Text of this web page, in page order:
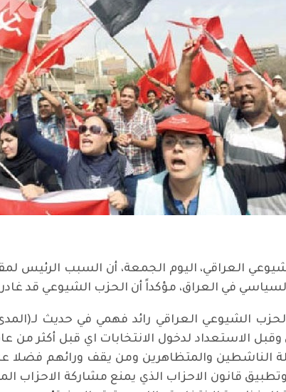
العراقي، اليوم الجمعة، أن السبب الرئيس
في العراق، مؤكداً أن الحزب الشيوعي قد غادر
الشيوعي العراقي رائد فهمي في حديث
الناشطين والمتظاهرين ومن يقف ورائهم فضلا
قانون الاحزاب الذي يمنع مشاركة الاحزاب